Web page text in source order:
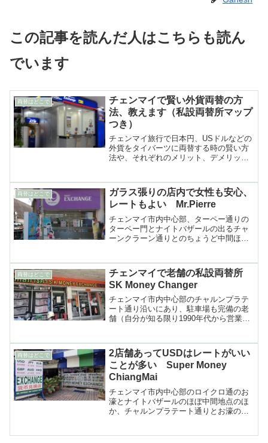
この記事を読んだ人はこちらも読ん
でいます
両替はどこで
チェンマイで賢い外貨両替の方
法、教えます（私設両替所マップ
つき）
チェンマイ旅行で日本円、USドルなどの
外貨をタイバーツに両替する時の賢い方
法や、それぞれのメリット、デメリット
両替はどこで
ガラス張りの店内で女性も安心、
レートもよい Mr.Pierre
チェンマイ市内中心部、ターペー通りの
ターペー門とナイトバザールの出るチャ
ーンクラーン通りとのちょうど中間ほど
レートは街でトップクラスの私設両替所
「Mr.Pierre」
両替はどこで
チェンマイで老舗の私設両替所
SK Money Changer
チェンマイ市内中心部のチャルンプラテ
ート通り沿いにあり、駐車場も完備の老
舗（自分が知る限り1990年代から営業し
両替はどこで
2店舗あってUSDはレートがいい
ことが多い Super Money
ChiangMai
チェンマイ市内中心部のロイクロ通のお
濠とナイトバザールのほぼ中間地点のほ
か、チャルンプラテート通りとお濠の中